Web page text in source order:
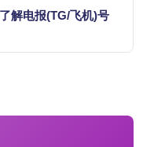
账号购买渠道显得
了解电报(TG/飞机)号